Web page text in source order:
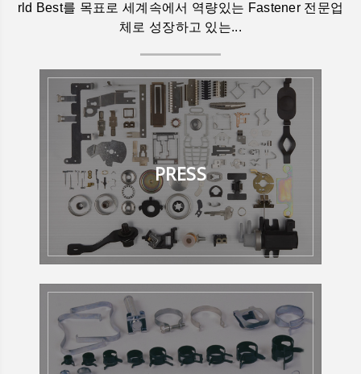
rld Best를 목표로 세계속에서 역량있는 Fastener 전문업
체로 성장하고 있는...
PRESS